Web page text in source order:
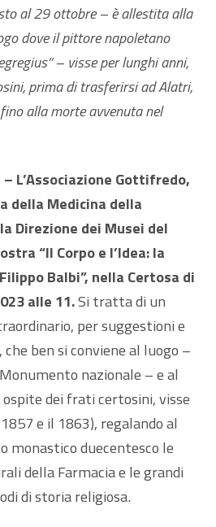
al 29 ottobre – è allestita alla
dove il pittore napoletano
– visse per lunghi anni,
prima di trasferirsi ad Alatri,
alla morte avvenuta nel
– L’Associazione Gottifredo,
della Medicina della
Direzione dei Musei del
“Il Corpo e l’Idea: la
Balbi”, nella Certosa di
alle 11.Si tratta di un
per suggestioni e
ben si conviene al luogo –
nazionale – e al
dei frati certosini, visse
e il 1863), regalando al
monastico duecentesco le
della Farmacia e le grandi
di storia religiosa.